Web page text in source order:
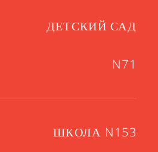
ДЕТСКИЙ САД
N71
ШКОЛА N153